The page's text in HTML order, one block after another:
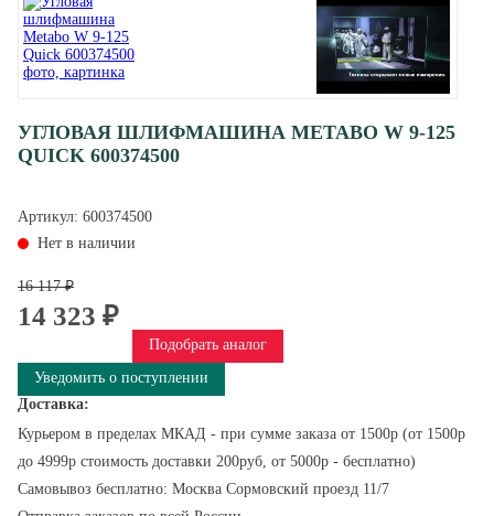
УГЛОВАЯ ШЛИФМАШИНА METABO W 9-125
QUICK 600374500
Артикул: 600374500
Нет в наличии
16 117 ₽
14 323 ₽
Подобрать аналог
Уведомить о поступлении
Доставка:
Курьером в пределах МКАД - при сумме заказа от 1500р (от 1500р
до 4999р стоимость доставки 200руб, от 5000р - бесплатно)
Самовывоз бесплатно: Москва Сормовский проезд 11/7